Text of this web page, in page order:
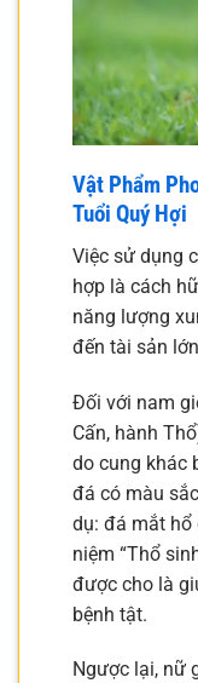
Vật Phẩm
Tuổi Quý Hợi
Việc sử dụng
hợp là cách
năng lượng
đến tài sản
Đối với nam
Cấn, hành
do cung khác
đá có màu
dụ: đá mắt hổ
niệm “Thổ
được cho là
bệnh tật.
Ngược lại, nữ